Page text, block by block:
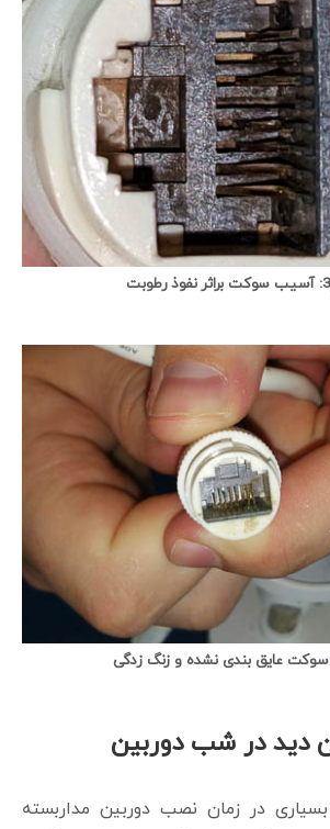
دید در شب دوربین
در زمان نصب دوربین مداربسته